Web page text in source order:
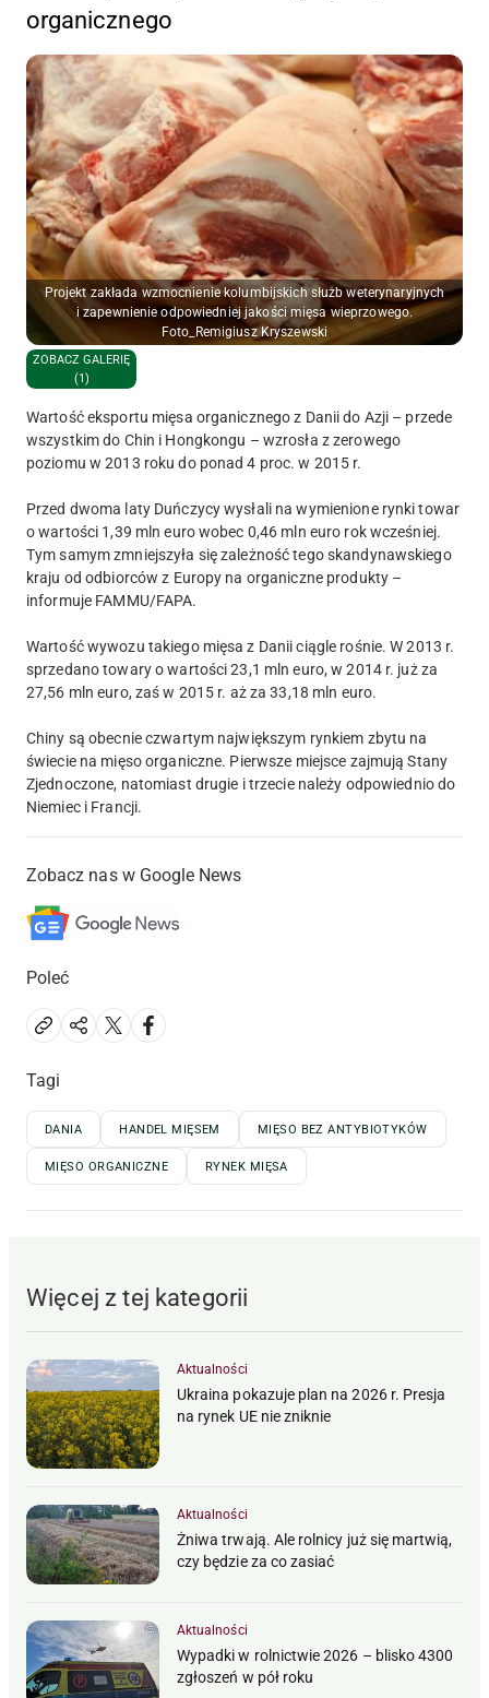
organicznego
Projekt zakłada wzmocnienie kolumbijskich służb weterynaryjnych
i zapewnienie odpowiedniej jakości mięsa wieprzowego.
Foto_Remigiusz Kryszewski
ZOBACZ GALERIĘ
(1)
Wartość eksportu mięsa organicznego z Danii do Azji – przede
wszystkim do Chin i Hongkongu – wzrosła z zerowego
poziomu w 2013 roku do ponad 4 proc. w 2015 r.
Przed dwoma laty Duńczycy wysłali na wymienione rynki towar
o wartości 1,39 mln euro wobec 0,46 mln euro rok wcześniej.
Tym samym zmniejszyła się zależność tego skandynawskiego
kraju od odbiorców z Europy na organiczne produkty –
informuje FAMMU/FAPA.
Wartość wywozu takiego mięsa z Danii ciągle rośnie. W 2013 r.
sprzedano towary o wartości 23,1 mln euro, w 2014 r. już za
27,56 mln euro, zaś w 2015 r. aż za 33,18 mln euro.
Chiny są obecnie czwartym największym rynkiem zbytu na
świecie na mięso organiczne. Pierwsze miejsce zajmują Stany
Zjednoczone, natomiast drugie i trzecie należy odpowiednio do
Niemiec i Francji.
Zobacz nas w Google News
Poleć
Tagi
DANIA HANDEL MIĘSEM MIĘSO BEZ ANTYBIOTYKÓW
MIĘSO ORGANICZNE RYNEK MIĘSA
Więcej z tej kategorii
Aktualności
Ukraina pokazuje plan na 2026 r. Presja
na rynek UE nie zniknie
Aktualności
Żniwa trwają. Ale rolnicy już się martwią,
czy będzie za co zasiać
Aktualności
Wypadki w rolnictwie 2026 – blisko 4300
zgłoszeń w pół roku